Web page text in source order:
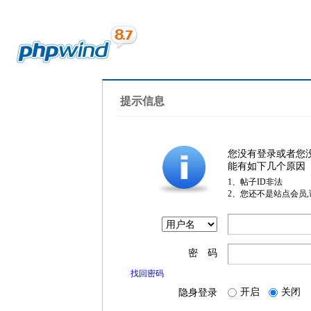
提示信息
您没有登录或者您
能有如下几个原因
1、帖子ID非法
2、您还不是站点会员
密 码
找回密码
隐身登录 开启 关闭